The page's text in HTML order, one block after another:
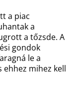
a piac
a
a tőzsde. A
gondok
le a
ehhez mihez kell